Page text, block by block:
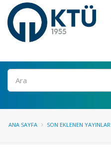
Ara
ANA SAYFA SON EKLENEN YAYINLAR